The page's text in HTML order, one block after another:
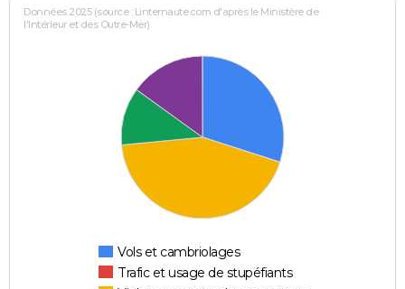
Données 2025 (source : Linternaute.com d'après le Ministère de
l'Intérieur et des Outre-Mer)
Vols et cambriolages
Trafic et usage de stupéfiants